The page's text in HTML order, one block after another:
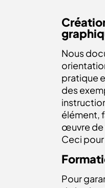
Nous
pratique
des
élément,
œuvre de
Ceci
Pour